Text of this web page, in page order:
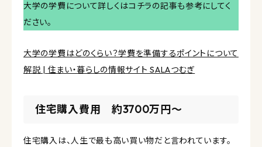
大学の学費について詳しくはコチラの記事も参考にしてく
ださい。
大学の学費はどのくらい？学費を準備するポイントについて
解説 | 住まい・暮らしの情報サイト SALAつむぎ
住宅購入費用 約3700万円〜
住宅購入は、人生で最も高い買い物だと言われています。